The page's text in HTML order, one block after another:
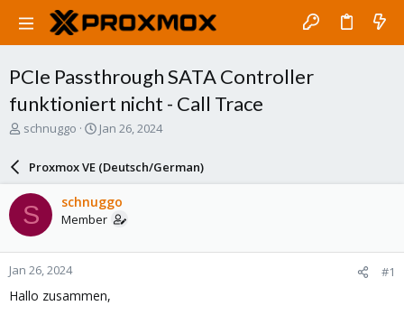
PCIe Passthrough SATA Controller
funktioniert nicht - Call Trace
T
a
d
s
t
a
r
t
e
schnuggo
S
a
r
d
a
e
Jan 26, 2024
Proxmox VE (Deutsch/German)
S schnuggo
Member
Jan 26, 2024 #1
Hallo zusammen,